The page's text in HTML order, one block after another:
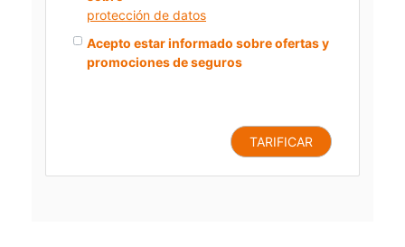
protección de datos
Acepto estar informado sobre ofertas y
promociones de seguros
TARIFICAR